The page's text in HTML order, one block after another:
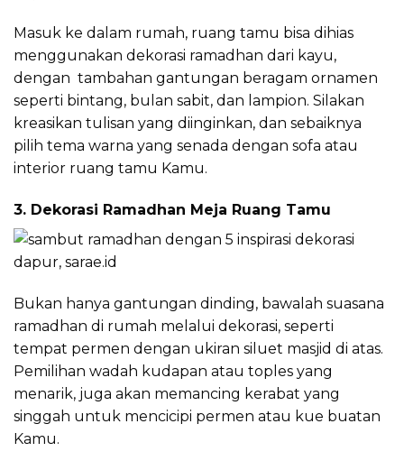
Masuk ke dalam rumah, ruang tamu bisa dihias
menggunakan dekorasi ramadhan dari kayu,
dengan tambahan gantungan beragam ornamen
seperti bintang, bulan sabit, dan lampion. Silakan
kreasikan tulisan yang diinginkan, dan sebaiknya
pilih tema warna yang senada dengan sofa atau
interior ruang tamu Kamu.
3. Dekorasi Ramadhan Meja Ruang Tamu
Bukan hanya gantungan dinding, bawalah suasana
ramadhan di rumah melalui dekorasi, seperti
tempat permen dengan ukiran siluet masjid di atas.
Pemilihan wadah kudapan atau toples yang
menarik, juga akan memancing kerabat yang
singgah untuk mencicipi permen atau kue buatan
Kamu.